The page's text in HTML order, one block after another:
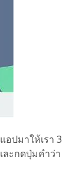
อปมาให้เรา 3
ละกดปุ่มคำว่า